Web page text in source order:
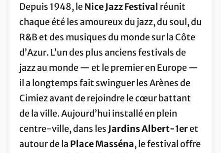
Depuis 1948, leNice Jazz Festival réunit
chaque été les amoureux du jazz, du soul, du
R&B et des musiques du monde sur la Côte
d’Azur. L’un des plus anciens festivals de
jazz au monde — et le premier en Europe —
il a longtemps fait swinguer les Arènes de
Cimiez avant de rejoindre le cœur battant
de la ville. Aujourd’hui installé en plein
centre-ville, dans les Jardins Albert-1eret
autour de la Place Masséna, le festival offre